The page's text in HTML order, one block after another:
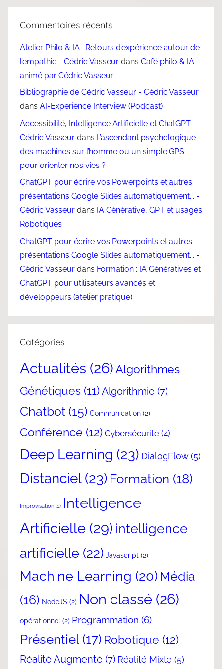
Commentaires récents
Atelier Philo & IA- Retours d’expérience autour de
l’empathie - Cédric Vasseur dans Café philo & IA
animé par Cédric Vasseur
Bibliographie de Cédric Vasseur - Cédric Vasseur
dans AI-Experience Interview (Podcast)
Accessibilité, Intelligence Artificielle et ChatGPT -
Cédric Vasseur dans L’ascendant psychologique
des machines sur l’homme ou un simple GPS
pour orienter nos vies ?
ChatGPT pour écrire vos Powerpoints et autres
présentations Google Slides automatiquement... -
Cédric Vasseur dans IA Générative, GPT et usages
Robotiques
ChatGPT pour écrire vos Powerpoints et autres
présentations Google Slides automatiquement... -
Cédric Vasseur dans Formation : IA Génératives et
ChatGPT pour utilisateurs avancés et
développeurs (atelier pratique)
Catégories
Actualités (26) Algorithmes
Génétiques (11)Algorithmie (7)
Chatbot (15) Communication (2)
Conférence (12) Cybersécurité (4)
Deep Learning (23) DialogFlow(5)
Distanciel(23) Formation (18)
Improvisation (1) Intelligence
Artificielle (29) intelligence
artificielle (22) Javascript (2)
Machine Learning (20) Média
(16) NodeJS (2) Non classé (26)
opérationnel (2) Programmation (6)
Présentiel(17) Robotique (12)
Réalité Augmenté (7) Réalité Mixte (5)